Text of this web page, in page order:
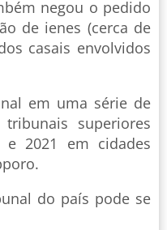
negou o pedido
de ienes (cerca de
casais envolvidos
em uma série de
superiores
e 2021 em cidades
do país pode se